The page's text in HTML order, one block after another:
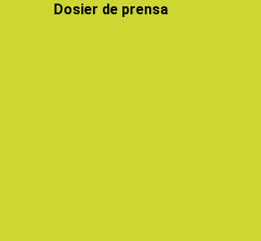
Dosier de prensa